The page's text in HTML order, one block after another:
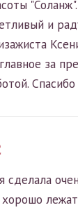
и
за
сделала